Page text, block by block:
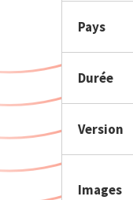
Pays
Durée
Version
Images